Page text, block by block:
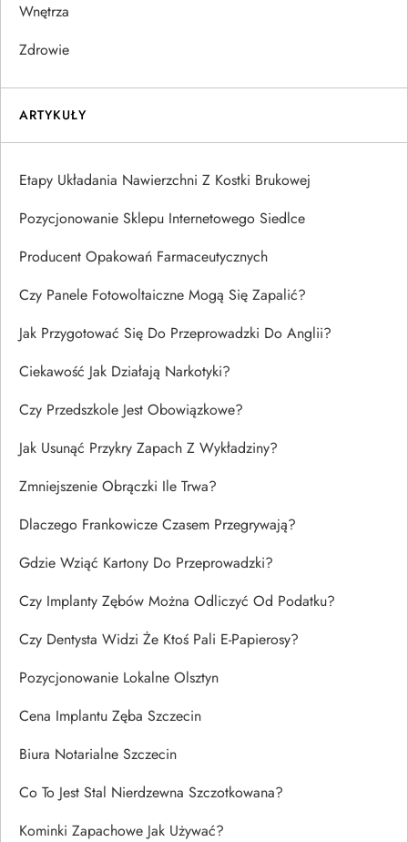
Wnętrza
Zdrowie
ARTYKUŁY
Etapy Układania Nawierzchni Z Kostki Brukowej
Pozycjonowanie Sklepu Internetowego Siedlce
Producent Opakowań Farmaceutycznych
Czy Panele Fotowoltaiczne Mogą Się Zapalić?
Jak Przygotować Się Do Przeprowadzki Do Anglii?
Ciekawość Jak Działają Narkotyki?
Czy Przedszkole Jest Obowiązkowe?
Jak Usunąć Przykry Zapach Z Wykładziny?
Zmniejszenie Obrączki Ile Trwa?
Dlaczego Frankowicze Czasem Przegrywają?
Gdzie Wziąć Kartony Do Przeprowadzki?
Czy Implanty Zębów Można Odliczyć Od Podatku?
Czy Dentysta Widzi Że Ktoś Pali E-Papierosy?
Pozycjonowanie Lokalne Olsztyn
Cena Implantu Zęba Szczecin
Biura Notarialne Szczecin
Co To Jest Stal Nierdzewna Szczotkowana?
Kominki Zapachowe Jak Używać?